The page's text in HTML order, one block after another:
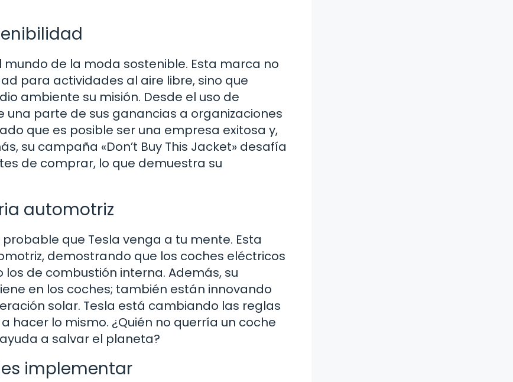
de la moda sostenible. Esta marca no
para actividades al aire libre, sino que
ambiente su misión. Desde el uso de
parte de sus ganancias a organizaciones
que es posible ser una empresa exitosa y,
su campaña «Don’t Buy This Jacket» desafía
de comprar, lo que demuestra su
automotriz
que Tesla venga a tu mente. Esta
demostrando que los coches eléctricos
de combustión interna. Además, su
en los coches; también están innovando
solar. Tesla está cambiando las reglas
hacer lo mismo. ¿Quién no querría un coche
a salvar el planeta?
implementar